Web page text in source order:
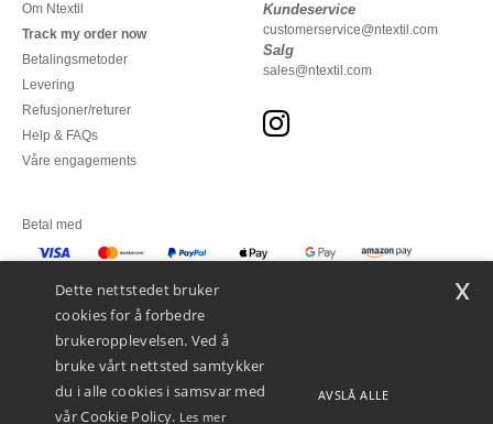
Om Ntextil
Track my order now
Betalingsmetoder
Levering
Refusjoner/returer
Help & FAQs
Våre engagements
Kundeservice
customerservice@ntextil.com
Salg
sales@ntextil.com
Betal med
Dette nettstedet bruker
cookies for å forbedre
brukeropplevelsen. Ved å
bruke vårt nettsted samtykker
du i alle cookies i samsvar med
vår Cookie Policy. Les mer
AVSLÅ ALLE
x